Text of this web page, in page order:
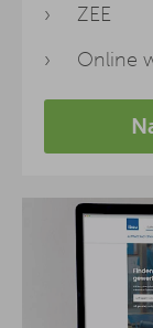
ZEE
Online